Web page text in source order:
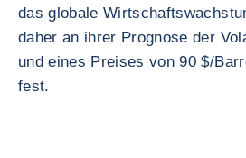
das globale
daher an ihrer Prognose der
und eines Preises von 90 $/
fest.